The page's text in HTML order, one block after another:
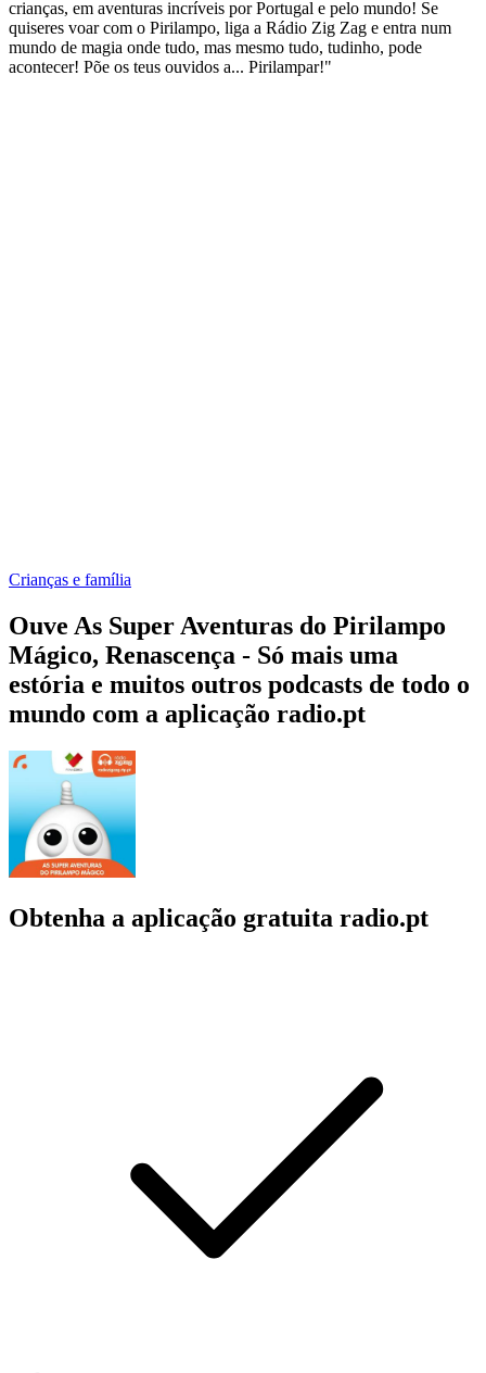
crianças, em aventuras incríveis por Portugal e pelo mundo! Se
quiseres voar com o Pirilampo, liga a Rádio Zig Zag e entra num
mundo de magia onde tudo, mas mesmo tudo, tudinho, pode
acontecer! Põe os teus ouvidos a... Pirilampar!"
Crianças e família
Ouve As Super Aventuras do Pirilampo
Mágico, Renascença - Só mais uma
estória e muitos outros podcasts de todo o
mundo com a aplicação radio.pt
Obtenha a aplicação gratuita radio.pt